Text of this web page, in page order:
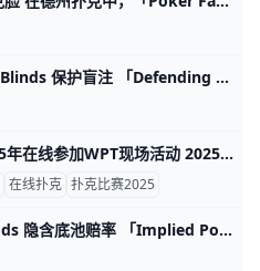
Defending The Blinds 保护盲注 「Defending The Blinds」用于描述位于大盲注和小盲注位置的玩家，针对对手的加注或押注进行回应的行为，以保护自己所下的盲注。 当玩家坐
如何在2025年在线参加WPT现场活动 2025年，由于提供卫星锦标赛的在线平台，获得世界扑克巡回赛（WPT）现场活动的资格变得比以往任何时候都更容易获得。无论您是经验丰富的职业选
在线扑克 扑克比赛2025
Implied Pot Odds 隐含底池赔率 「Implied Pot Odds」是指当一名玩家打出某个下注额度时，他在后面可能赢到的筹码总额。在扑克牌游戏中，玩家通常不仅考虑眼前的筹码池大小和